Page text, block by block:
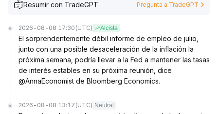
Resumir con TradeGPT Pregunta a TradeGPT
2026-08-08 17:30 (UTC) Alcista
El sorprendentemente débil informe de empleo de julio,
junto con una posible desaceleración de la inflación la
próxima semana, podría llevar a la Fed a mantener las tasas
de interés estables en su próxima reunión, dice
@AnnaEconomist de Bloomberg Economics.
2026-08-08 13:17 (UTC) Neutral